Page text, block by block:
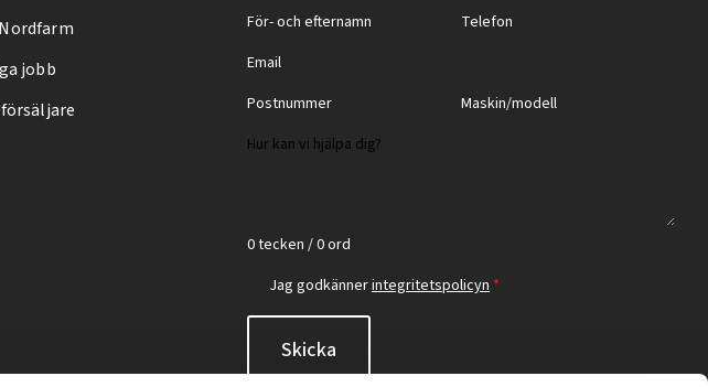
jobb
0 tecken / 0 ord
Jag godkännerintegritetspolicyn *
Skicka